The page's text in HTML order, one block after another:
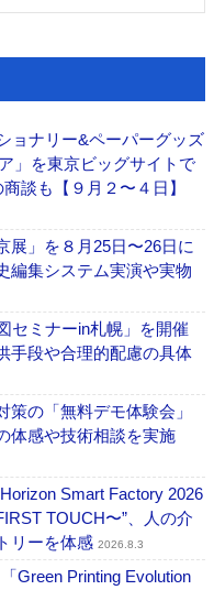
ョナリー&ペーパーグッズ
」を東京ビッグサイトで
談も【９月２〜４日】
」を８月25日〜26日に
集システム実演や実物
セミナーin札幌」を開催
手段や合理的配慮の具体
の「無料デモ体験会」
体感や技術相談を実施
Smart Factory 2026
TOUCH〜”、人の介
リーを体感 2026.8.3
Printing Evolution